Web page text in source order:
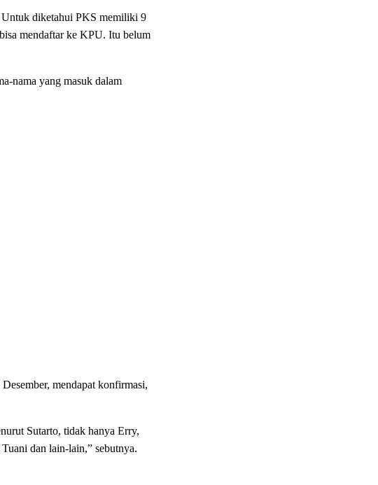
diketahui PKS memiliki 9
mendaftar ke KPU. Itu belum
nama yang masuk dalam
mendapat konfirmasi,
Sutarto, tidak hanya Erry,
dan lain-lain,” sebutnya.